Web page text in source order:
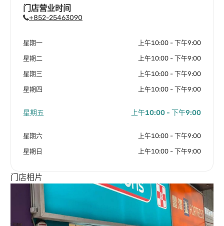
门店营业时间
+852-25463090
星期一 上午10:00 - 下午9:00
星期二 上午10:00 - 下午9:00
星期三 上午10:00 - 下午9:00
星期四 上午10:00 - 下午9:00
星期五 上午10:00 - 下午9:00
星期六 上午10:00 - 下午9:00
星期日 上午10:00 - 下午9:00
门店相片